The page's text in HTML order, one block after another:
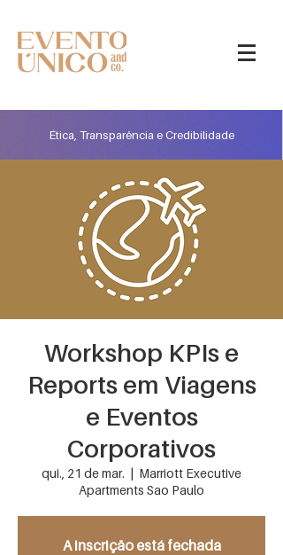
Ética, Transparência e Credibilidade
Workshop KPIs e
Reports em Viagens
e Eventos
Corporativos
qui., 21 de mar.
  |
Marriott Executive
Apartments Sao Paulo
A inscrição está fechada